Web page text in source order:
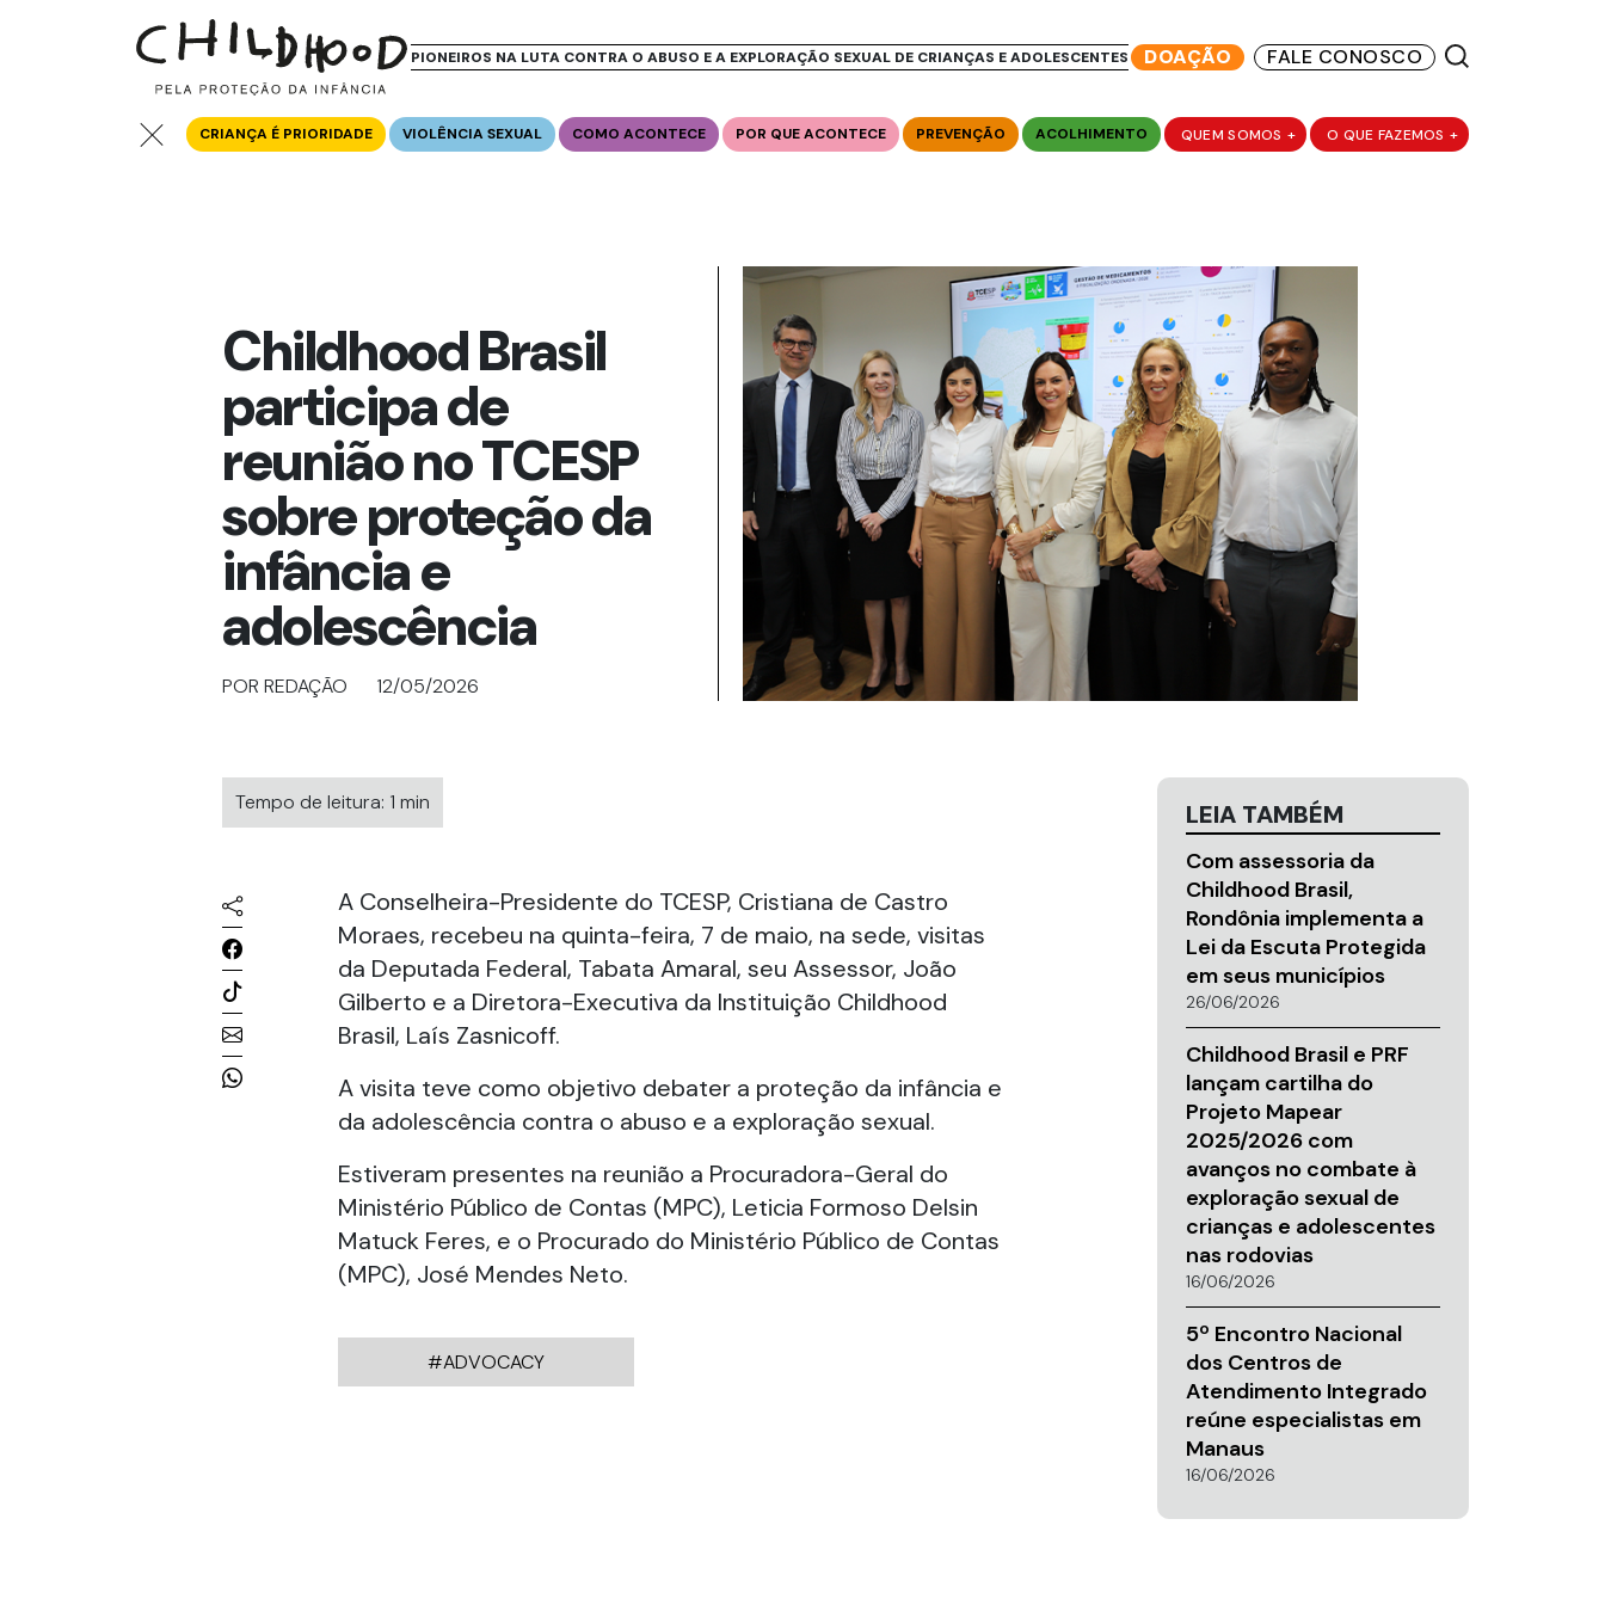
PIONEIROS NA LUTA CONTRA O ABUSO E A EXPLORAÇÃO SEXUAL DE CRIANÇAS E ADOLESCENTES DOAÇÃO FALE CONOSCO
CRIANÇA É PRIORIDADE VIOLÊNCIA SEXUAL COMO ACONTECE POR QUE ACONTECE PREVENÇÃO ACOLHIMENTO QUEM SOMOS + O QUE FAZEMOS +
Childhood Brasil
participa de
reunião no TCESP
sobre proteção da
infância e
adolescência
POR REDAÇÃO 12/05/2026
Tempo de leitura: 1 min
A Conselheira-Presidente do TCESP, Cristiana de Castro
Moraes, recebeu na quinta-feira, 7 de maio, na sede, visitas
da Deputada Federal, Tabata Amaral, seu Assessor, João
Gilberto e a Diretora-Executiva da Instituição Childhood
Brasil, Laís Zasnicoff.
A visita teve como objetivo debater a proteção da infância e
da adolescência contra o abuso e a exploração sexual.
Estiveram presentes na reunião a Procuradora-Geral do
Ministério Público de Contas (MPC), Leticia Formoso Delsin
Matuck Feres, e o Procurado do Ministério Público de Contas
(MPC), José Mendes Neto.
#ADVOCACY
LEIA TAMBÉM
Com assessoria da
Childhood Brasil,
Rondônia implementa a
Lei da Escuta Protegida
em seus municípios
26/06/2026
Childhood Brasil e PRF
lançam cartilha do
Projeto Mapear
2025/2026 com
avanços no combate à
exploração sexual de
crianças e adolescentes
nas rodovias
16/06/2026
5º Encontro Nacional
dos Centros de
Atendimento Integrado
reúne especialistas em
Manaus
16/06/2026